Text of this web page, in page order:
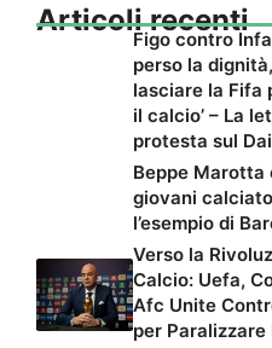
Articoli recenti
Figo contro
perso la
lasciare la Fifa
il calcio’ – La
protesta sul
Beppe Marotta
giovani
l’esempio di
Verso la
Calcio: Uefa,
Afc Unite
per Paralizzare